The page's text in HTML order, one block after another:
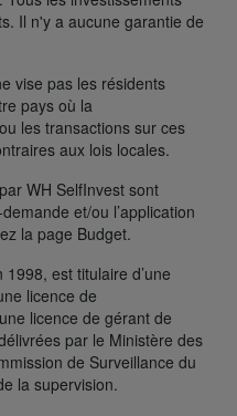
Il n'y a aucune garantie de
vise pas les résidents
pays où la
les transactions sur ces
aux lois locales.
WH SelfInvest sont
et/ou l’application
la page Budget.
est titulaire d’une
licence de
licence de gérant de
par le Ministère des
de Surveillance du
la supervision.